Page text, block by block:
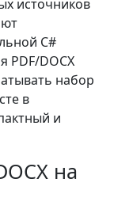
источников
C#
PDF/DOCX
набор
в
и
на